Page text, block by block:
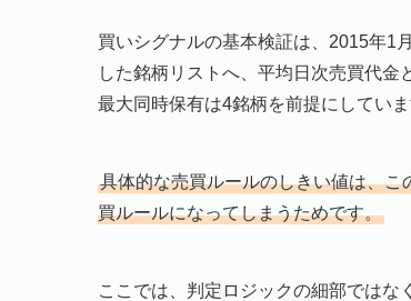
買いシグナルの基本検証は、2015年1
した銘柄リストへ、平均日次売買代金
最大同時保有は4銘柄を前提にしていま
具体的な売買ルールのしきい値は、
買ルールになってしまうためです。
ここでは、判定ロジックの細部では